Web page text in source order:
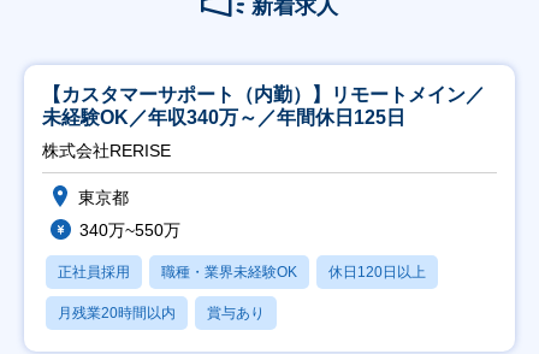
新着求人
【カスタマーサポート（内勤）】リモートメイン／
未経験OK／年収340万～／年間休日125日
株式会社RERISE
東京都
340万~550万
正社員採用 職種・業界未経験OK 休日120日以上
月残業20時間以内 賞与あり